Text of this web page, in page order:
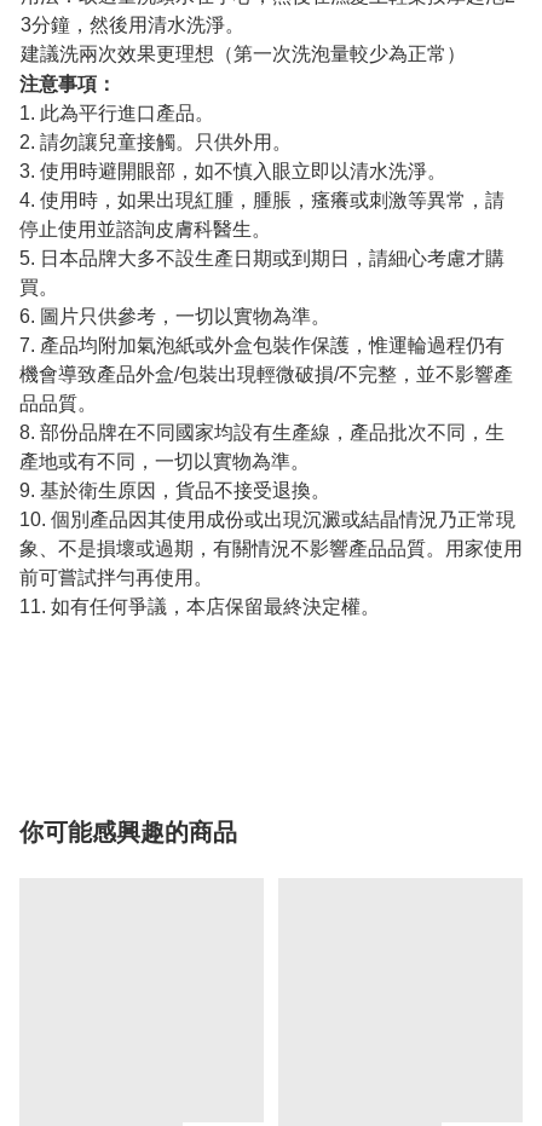
3分鐘，然後用清水洗淨。
建議洗兩次效果更理想（第一次洗泡量較少為正常）
注意事項：
1. 此為平行進口產品。
2. 請勿讓兒童接觸。只供外用。
3. 使用時避開眼部，如不慎入眼立即以清水洗淨。
4. 使用時，如果出現紅腫，腫脹，瘙癢或刺激等異常，請
停止使用並諮詢皮膚科醫生。
5. 日本品牌大多不設生產日期或到期日，請細心考慮才購
買。
6. 圖片只供參考，一切以實物為準。
7. 產品均附加氣泡紙或外盒包裝作保護，惟運輪過程仍有
機會導致產品外盒/包裝出現輕微破損/不完整，並不影響產
品品質。
8. 部份品牌在不同國家均設有生產線，產品批次不同，生
產地或有不同，一切以實物為準。
9. 基於衛生原因，貨品不接受退換。
10. 個別產品因其使用成份或出現沉澱或結晶情況乃正常現
象、不是損壞或過期，有關情況不影響產品品質。用家使用
前可嘗試拌勻再使用。
11. 如有任何爭議，本店保留最終決定權。
你可能感興趣的商品